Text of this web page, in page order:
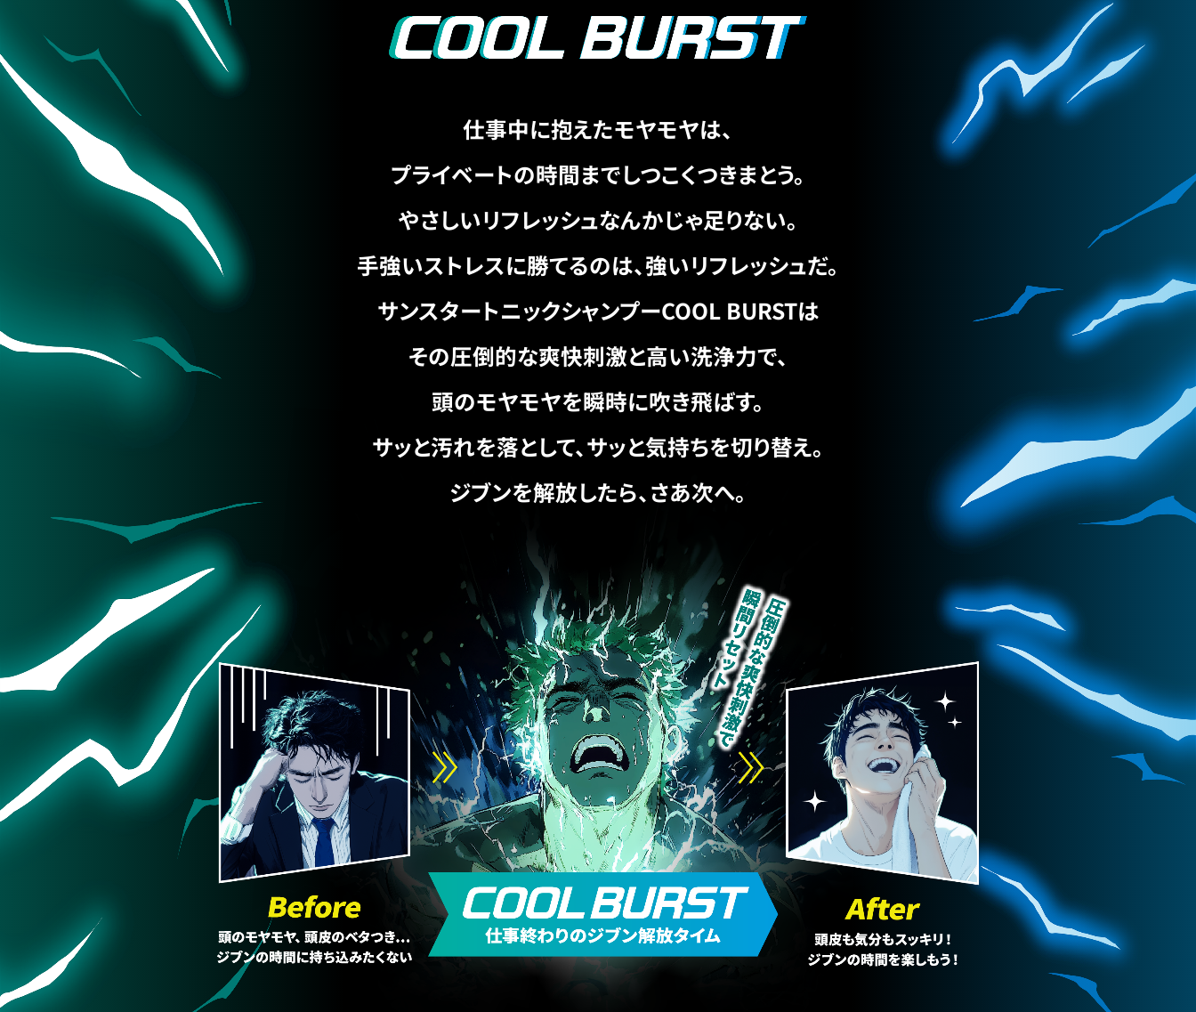
仕事中に抱えたモヤモヤは、
プライベートの時間までしつこくつきまとう。
やさしいリフレッシュなんかじゃ足りない。
手強いストレスに勝てるのは、強いリフレッシュだ。
サンスタートニックシャンプーCOOL BURSTは
その圧倒的な爽快刺激と高い洗浄力で、
頭のモヤモヤを瞬時に吹き飛ばす。
サッと汚れを落として、サッと気持ちを切り替え。
ジブンを解放したら、さあ次へ。